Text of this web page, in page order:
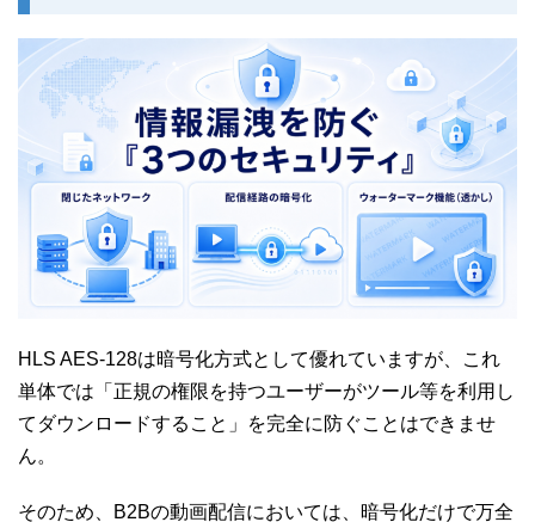
HLS AES-128は暗号化方式として優れていますが、これ
単体では「正規の権限を持つユーザーがツール等を利用し
てダウンロードすること」を完全に防ぐことはできませ
ん。
そのため、B2Bの動画配信においては、暗号化だけで万全